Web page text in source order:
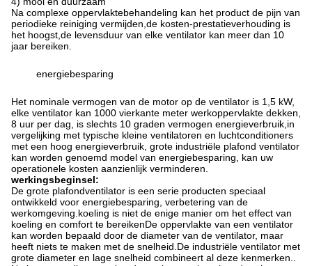
Na complexe oppervlaktebehandeling kan het product de pijn van
periodieke reiniging vermijden,de kosten-prestatieverhouding is
het hoogst,de levensduur van elke ventilator kan meer dan 10
jaar bereiken.
energiebesparing
Het nominale vermogen van de motor op de ventilator is 1,5 kW,
elke ventilator kan 1000 vierkante meter werkoppervlakte dekken,
8 uur per dag, is slechts 10 graden vermogen energieverbruik,in
vergelijking met typische kleine ventilatoren en luchtconditioners
met een hoog energieverbruik, grote industriële plafond ventilator
kan worden genoemd model van energiebesparing, kan uw
operationele kosten aanzienlijk verminderen.
werkingsbeginsel:
De grote plafondventilator is een serie producten speciaal
ontwikkeld voor energiebesparing, verbetering van de
werkomgeving.koeling is niet de enige manier om het effect van
koeling en comfort te bereikenDe oppervlakte van een ventilator
kan worden bepaald door de diameter van de ventilator, maar
heeft niets te maken met de snelheid.De industriële ventilator met
grote diameter en lage snelheid combineert al deze kenmerken..